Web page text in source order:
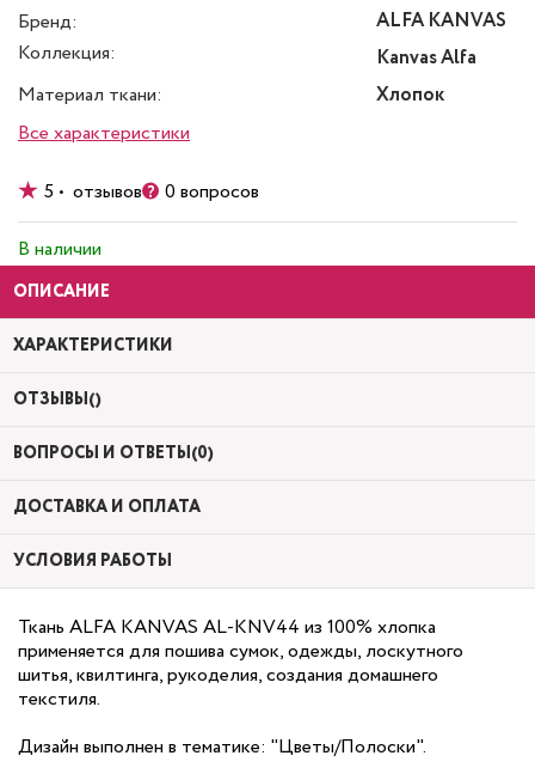
Бренд:
ALFA KANVAS
Коллекция:
Kanvas Alfa
Материал ткани:
Хлопок
Все характеристики
5 • отзывов 0 вопросов
В наличии
ОПИСАНИЕ
ХАРАКТЕРИСТИКИ
ОТЗЫВЫ()
ВОПРОСЫ И ОТВЕТЫ(0)
ДОСТАВКА И ОПЛАТА
УСЛОВИЯ РАБОТЫ
Ткань ALFA KANVAS AL-KNV44 из 100% хлопка
применяется для пошива сумок, одежды, лоскутного
шитья, квилтинга, рукоделия, создания домашнего
текстиля.
Дизайн выполнен в тематике: "Цветы/Полоски".